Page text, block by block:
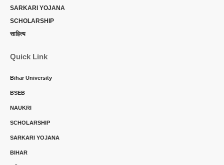
SARKARI YOJANA
SCHOLARSHIP
साहित्य
Quick Link
Bihar University
BSEB
NAUKRI
SCHOLARSHIP
SARKARI YOJANA
BIHAR